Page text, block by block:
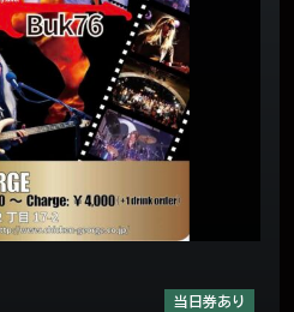
当日券あり